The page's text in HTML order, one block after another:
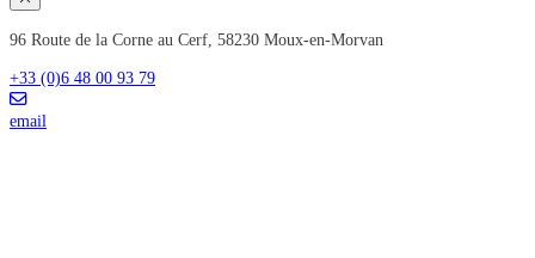
96 Route de la Corne au Cerf, 58230 Moux-en-Morvan
+33 (0)6 48 00 93 79
email